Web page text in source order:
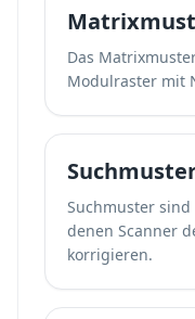
Das
Modulraster mit
Suchmuster
denen Scanner
korrigieren.